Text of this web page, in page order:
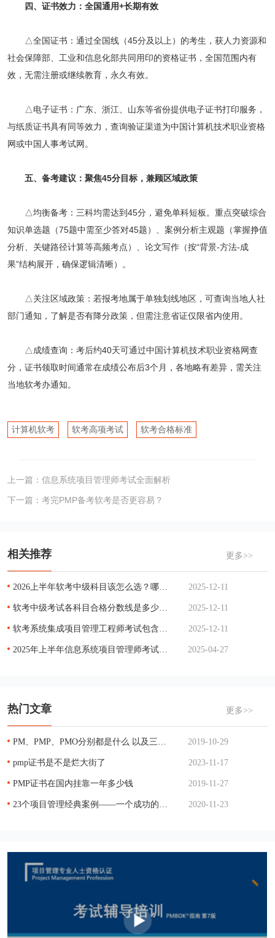
四、证书效力：全国通用+长期有效
△全国证书：通过全国线（45分及以上）的考生，获人力资源和
社会保障部、工业和信息化部共同用印的资格证书，全国范围内有
效，无需注册或继续教育，永久有效。
△电子证书：广东、浙江、山东等省份提供电子证书打印服务，
与纸质证书具有同等效力，查询验证渠道为中国计算机技术职业资格
网或中国人事考试网。
五、备考建议：聚焦45分目标，兼顾区域政策
△均衡备考：三科均需达到45分，避免单科短板。重点突破综合
知识单选题（75题中需至少答对45题）、案例分析主观题（掌握挣值
分析、关键路径计算等高频考点）、论文写作（按“背景-方法-成
果”结构展开，确保逻辑清晰）。
△关注区域政策：若报考地属于单独划线地区，可查询当地人社
部门通知，了解是否有降分政策，但需注意省证仅限省内使用。
△成绩查询：考后约40天可通过中国计算机技术职业资格网查
分，证书领取时间通常在成绩公布后3个月，各地略有差异，需关注
当地软考办通知。
计算机软考 软考高项考试 软考合格标准
上一篇： 信息系统项目管理师考试全面解析
下一篇： 考完PMP备考软考是否更容易？
相关推荐 更多>>
2026上半年软考中级科目该怎么选？哪科最简单？ 2025-12-11
软考中级考试各科目合格分数线是多少？单科没过能补考吗？ 2025-12-11
2025-12-11
2025年上半年信息系统项目管理师考试成绩合格标准 2025-04-27
热门文章 更多>>
2019-10-29
pmp证书是不是烂大街了 2023-11-17
PMP证书在国内挂靠一年多少钱 2019-11-27
2020-11-23